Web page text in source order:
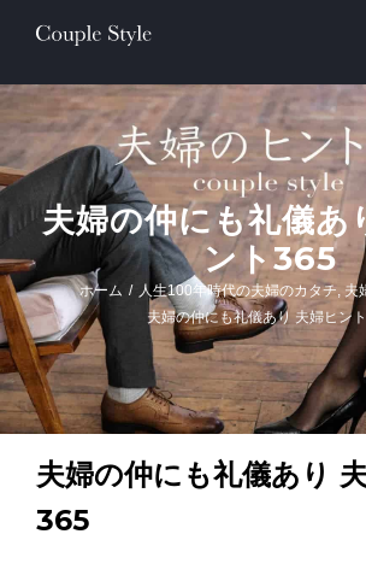
content
夫婦の仲にも礼儀あ
ント365
ホーム / 人生100年時代の夫婦のカタチ, 夫
夫婦の仲にも礼儀あり 夫婦ヒン
夫婦の仲にも礼儀あり
365